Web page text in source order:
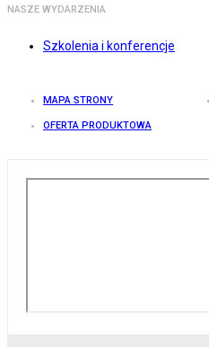
NASZE WYDARZENIA
Szkolenia i konferencje
MAPA STRONY
OFERTA PRODUKTOWA